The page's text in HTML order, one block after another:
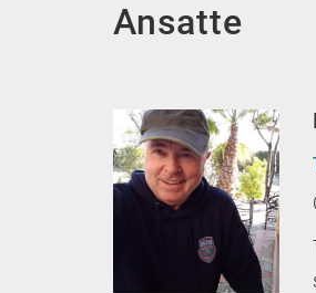
Ansatte